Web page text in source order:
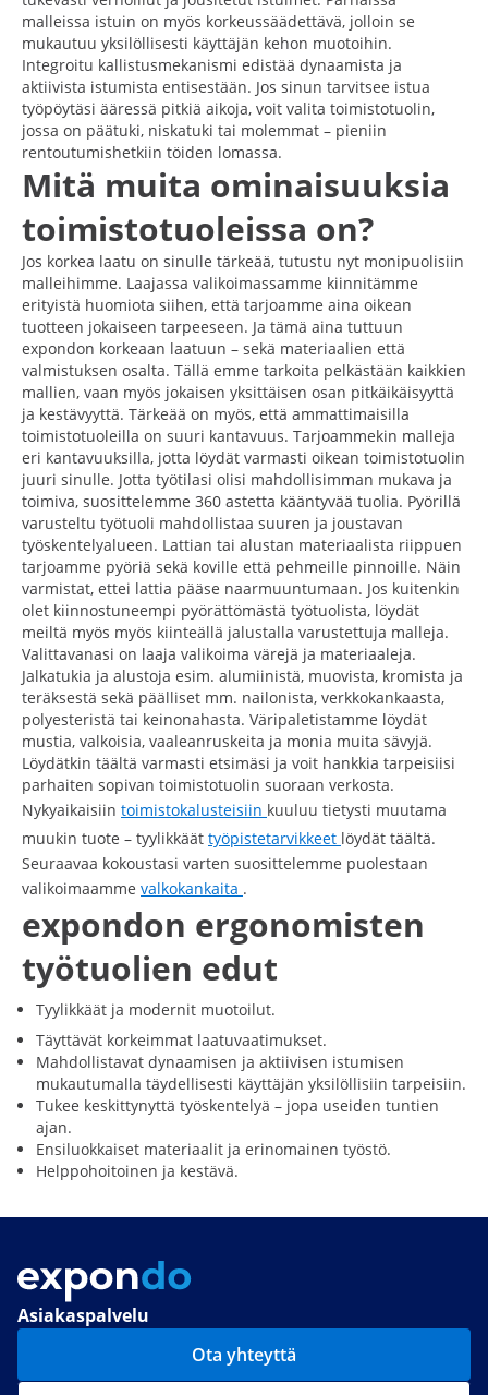
malleissa istuin on myös korkeussäädettävä, jolloin se
mukautuu yksilöllisesti käyttäjän kehon muotoihin.
Integroitu kallistusmekanismi edistää dynaamista ja
aktiivista istumista entisestään. Jos sinun tarvitsee istua
työpöytäsi ääressä pitkiä aikoja, voit valita toimistotuolin,
jossa on päätuki, niskatuki tai molemmat – pieniin
rentoutumishetkiin töiden lomassa.
Mitä muita ominaisuuksia
toimistotuoleissa on?
Jos korkea laatu on sinulle tärkeää, tutustu nyt monipuolisiin
malleihimme. Laajassa valikoimassamme kiinnitämme
erityistä huomiota siihen, että tarjoamme aina oikean
tuotteen jokaiseen tarpeeseen. Ja tämä aina tuttuun
expondon korkeaan laatuun – sekä materiaalien että
valmistuksen osalta. Tällä emme tarkoita pelkästään kaikkien
mallien, vaan myös jokaisen yksittäisen osan pitkäikäisyyttä
ja kestävyyttä. Tärkeää on myös, että ammattimaisilla
toimistotuoleilla on suuri kantavuus. Tarjoammekin malleja
eri kantavuuksilla, jotta löydät varmasti oikean toimistotuolin
juuri sinulle. Jotta työtilasi olisi mahdollisimman mukava ja
toimiva, suosittelemme 360 astetta kääntyvää tuolia. Pyörillä
varusteltu työtuoli mahdollistaa suuren ja joustavan
työskentelyalueen. Lattian tai alustan materiaalista riippuen
tarjoamme pyöriä sekä koville että pehmeille pinnoille. Näin
varmistat, ettei lattia pääse naarmuuntumaan. Jos kuitenkin
olet kiinnostuneempi pyörättömästä työtuolista, löydät
meiltä myös myös kiinteällä jalustalla varustettuja malleja.
Valittavanasi on laaja valikoima värejä ja materiaaleja.
Jalkatukia ja alustoja esim. alumiinistä, muovista, kromista ja
teräksestä sekä päälliset mm. nailonista, verkkokankaasta,
polyesteristä tai keinonahasta. Väripaletistamme löydät
mustia, valkoisia, vaaleanruskeita ja monia muita sävyjä.
Löydätkin täältä varmasti etsimäsi ja voit hankkia tarpeisiisi
parhaiten sopivan toimistotuolin suoraan verkosta.
Nykyaikaisiin toimistokalusteisiin kuuluu tietysti muutama
muukin tuote – tyylikkäät työpistetarvikkeet löydät täältä.
Seuraavaa kokoustasi varten suosittelemme puolestaan
valikoimaamme valkokankaita .
expondon ergonomisten
työtuolien edut
Tyylikkäät ja modernit muotoilut.
Täyttävät korkeimmat laatuvaatimukset.
Mahdollistavat dynaamisen ja aktiivisen istumisen
mukautumalla täydellisesti käyttäjän yksilöllisiin tarpeisiin.
Tukee keskittynyttä työskentelyä – jopa useiden tuntien
ajan.
Ensiluokkaiset materiaalit ja erinomainen työstö.
Helppohoitoinen ja kestävä.
Asiakaspalvelu
Ota yhteyttä